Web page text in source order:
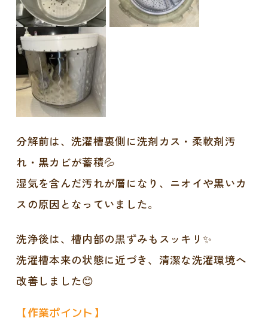
分解前は、洗濯槽裏側に洗剤カス・柔軟剤汚
れ・黒カビが蓄積💦
湿気を含んだ汚れが層になり、ニオイや黒いカ
スの原因となっていました。
洗浄後は、槽内部の黒ずみもスッキリ✨
洗濯槽本来の状態に近づき、清潔な洗濯環境へ
改善しました😊
【作業ポイント】